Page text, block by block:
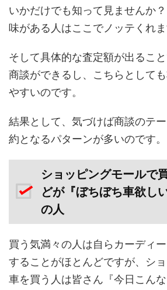
いかだけでも知って見ませんか
味がある人はここでノッテくれま
そして具体的な査定額が出るこ
商談ができるし、こちらとして
やすいのです。
結果として、気づけば商談のテ
約となるパターンが多いのです。
ショッピングモールで
どが『ぼちぼち車欲し
の人
買う気満々の人は自らカーディ
することがほとんどですが、シ
車を買う人は皆さん『今日こん